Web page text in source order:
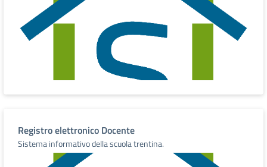
Registro elettronico Docente
Sistema informativo della scuola trentina.